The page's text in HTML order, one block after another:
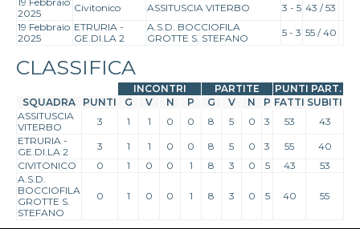
2025
Civitonico ASSITUSCIA VITERBO 3 - 5 43 / 53
19 Febbraio
2025
ETRURIA -
GE.DI.LA 2
A.S.D. BOCCIOFILA
GROTTE S. STEFANO
5 - 3 55 / 40
CLASSIFICA
INCONTRI PARTITE
PUNTI PART.
SQUADRA
PUNTI G V N P G V N P FATTI SUBITI
ASSITUSCIA
VITERBO
3 1 1 0 0 8 5 0 3 53
43
ETRURIA -
GE.DI.LA 2
3 1 1 0 0 8 5 0 3 55
40
CIVITONICO
0 1 0 0 1 8 3 0 5 43
53
A.S.D.
BOCCIOFILA
GROTTE S.
STEFANO
0 1 0 0 1 8 3 0 5 40 55